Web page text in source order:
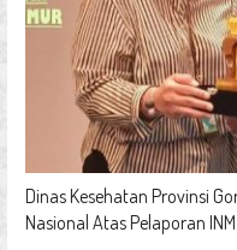
Dinas Kesehatan Provinsi
Nasional Atas Pelaporan